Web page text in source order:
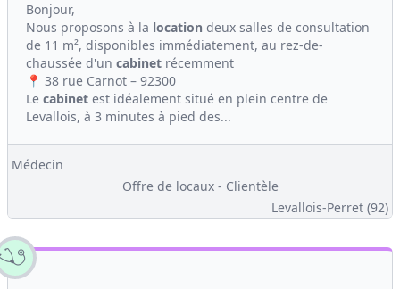
Bonjour,
Nous proposons à la location deux salles de consultation
de 11 m², disponibles immédiatement, au rez-de-
chaussée d'un cabinet récemment
📍 38 rue Carnot – 92300
Le cabinet est idéalement situé en plein centre de
Levallois, à 3 minutes à pied des...
Médecin
Offre de locaux - Clientèle
Levallois-Perret (92)